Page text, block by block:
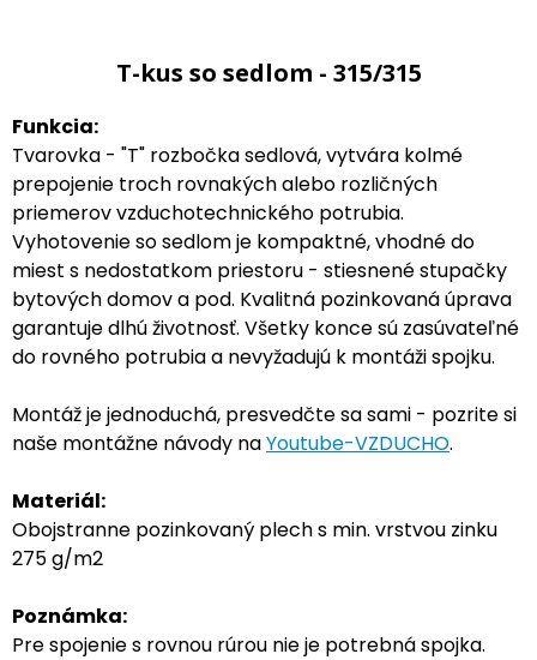
T-kus so sedlom - 315/315
Funkcia:
Tvarovka - "T" rozbočka sedlová, vytvára kolmé
prepojenie troch rovnakých alebo rozličných
priemerov vzduchotechnického potrubia.
Vyhotovenie so sedlom je kompaktné, vhodné do
miest s nedostatkom priestoru - stiesnené stupačky
bytových domov a pod. Kvalitná pozinkovaná úprava
garantuje dlhú životnosť. Všetky konce sú zasúvateľné
do rovného potrubia a nevyžadujú k montáži spojku.
Montáž je jednoduchá, presvedčte sa sami - pozrite si
naše montážne návody naYoutube-VZDUCHO.
Materiál:
Obojstranne pozinkovaný plech s min. vrstvou zinku
275 g/m2
Poznámka:
Pre spojenie s rovnou rúrou nie je potrebná spojka.